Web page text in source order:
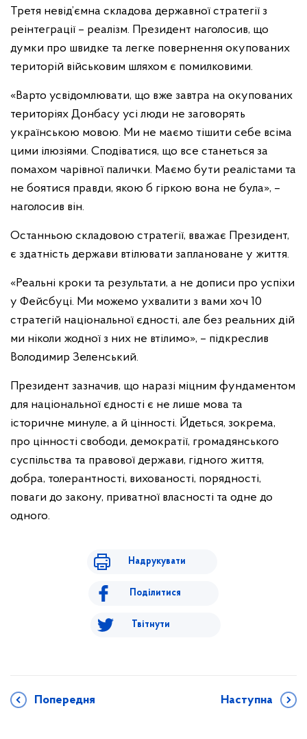
Третя невід’ємна складова державної стратегії з
реінтеграції – реалізм. Президент наголосив, що
думки про швидке та легке повернення окупованих
територій військовим шляхом є помилковими.
«Варто усвідомлювати, що вже завтра на окупованих
територіях Донбасу усі люди не заговорять
українською мовою. Ми не маємо тішити себе всіма
цими ілюзіями. Сподіватися, що все станеться за
помахом чарівної палички. Маємо бути реалістами та
не боятися правди, якою б гіркою вона не була», –
наголосив він.
Останньою складовою стратегії, вважає Президент,
є здатність держави втілювати заплановане у життя.
«Реальні кроки та результати, а не дописи про успіхи
у Фейсбуці. Ми можемо ухвалити з вами хоч 10
стратегій національної єдності, але без реальних дій
ми ніколи жодної з них не втілимо», – підкреслив
Володимир Зеленський.
Президент зазначив, що наразі міцним фундаментом
для національної єдності є не лише мова та
історичне минуле, а й цінності. Йдеться, зокрема,
про цінності свободи, демократії, громадянського
суспільства та правової держави, гідного життя,
добра, толерантності, вихованості, порядності,
поваги до закону, приватної власності та одне до
одного.
Надрукувати
Поділитися
Твітнути
Попередня Наступна